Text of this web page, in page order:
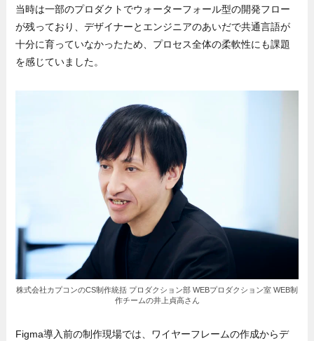
当時は一部のプロダクトでウォーターフォール型の開発フロー
が残っており、デザイナーとエンジニアのあいだで共通言語が
十分に育っていなかったため、プロセス全体の柔軟性にも課題
を感じていました。
株式会社カプコンのCS制作統括 プロダクション部 WEBプロダクション室 WEB制
作チームの井上貞高さん
Figma導入前の制作現場では、ワイヤーフレームの作成からデ